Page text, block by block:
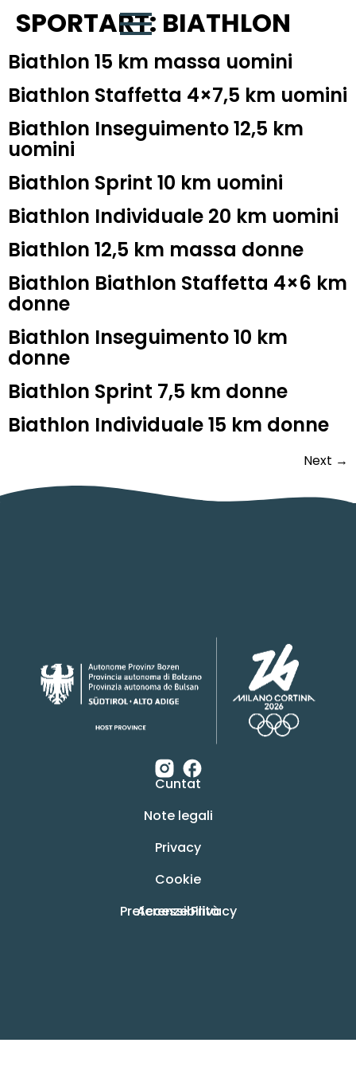
SPORTART: BIATHLON
Biathlon 15 km massa uomini
Biathlon Staffetta 4×7,5 km uomini
Biathlon Inseguimento 12,5 km
uomini
Biathlon Sprint 10 km uomini
Biathlon Individuale 20 km uomini
Biathlon 12,5 km massa donne
Biathlon Biathlon Staffetta 4×6 km
donne
Biathlon Inseguimento 10 km
donne
Biathlon Sprint 7,5 km donne
Biathlon Individuale 15 km donne
Next →
Preferenze Privacy
Cuntat
Note legali
Privacy
Cookie
Accessibilità